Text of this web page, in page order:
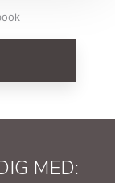
MED: